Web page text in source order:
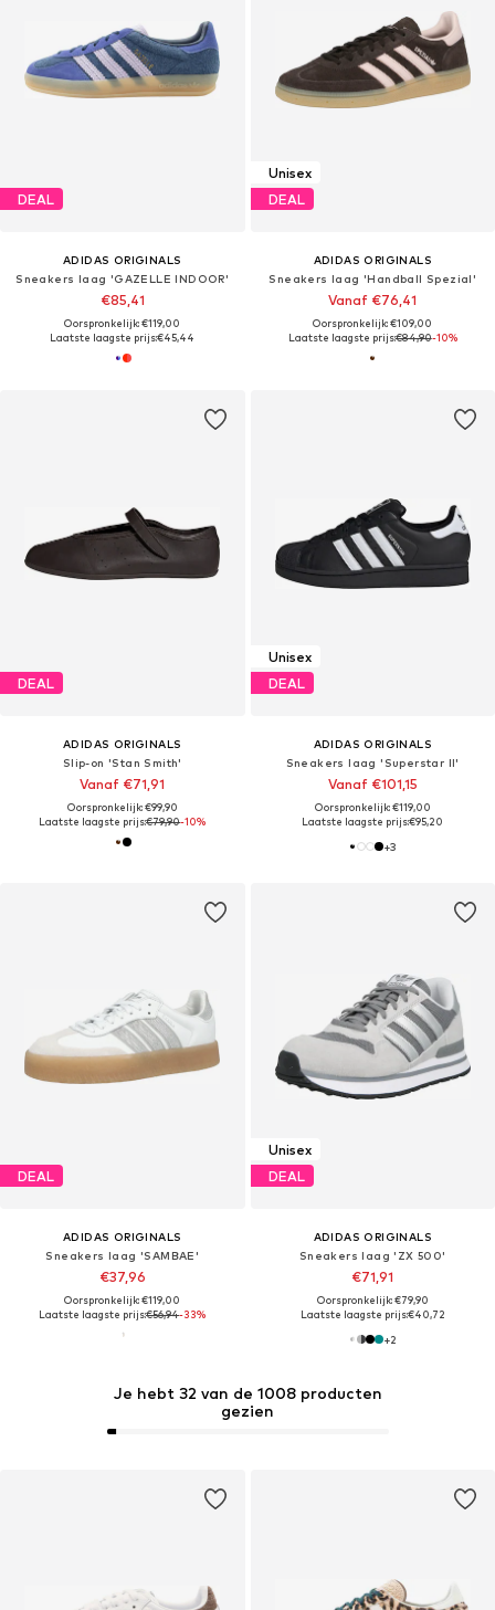
DEAL
ADIDAS ORIGINALS
Sneakers laag 'GAZELLE INDOOR'
€85,41
Oorspronkelijk: €119,00
Laatste laagste prijs:€45,44
Unisex
DEAL
ADIDAS ORIGINALS
Sneakers laag 'Handball Spezial'
Vanaf €76,41
Oorspronkelijk: €109,00
Laatste laagste prijs:€84,90-10%
DEAL
ADIDAS ORIGINALS
Slip-on 'Stan Smith'
Vanaf €71,91
Oorspronkelijk: €99,90
Laatste laagste prijs:€79,90-10%
Unisex
DEAL
ADIDAS ORIGINALS
Sneakers laag 'Superstar II'
Vanaf €101,15
Oorspronkelijk: €119,00
Laatste laagste prijs:€95,20
+3
DEAL
ADIDAS ORIGINALS
Sneakers laag 'SAMBAE'
€37,96
Oorspronkelijk: €119,00
Laatste laagste prijs:€56,94-33%
Unisex
DEAL
ADIDAS ORIGINALS
Sneakers laag 'ZX 500'
€71,91
Oorspronkelijk: €79,90
Laatste laagste prijs:€40,72
+2
Je hebt 32 van de 1008 producten
gezien